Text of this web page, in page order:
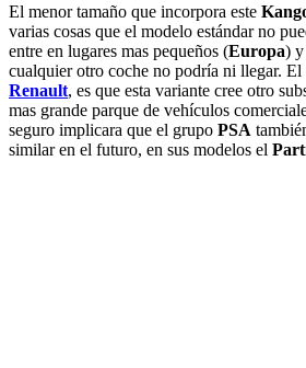
El menor tamaño que incorpora este
varias cosas que el modelo estándar no
entre en lugares mas pequeños (Europa) y
cualquier otro coche no podría ni llegar. El
Renault, es que esta variante cree otro
mas grande parque de vehículos
seguro implicara que el grupo PSA
similar en el futuro, en sus modelos el